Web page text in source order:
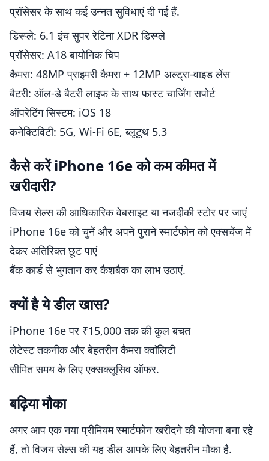
प्रॉसेसर के साथ कई उन्नत सुविधाएं दी गई हैं.
डिस्प्ले: 6.1 इंच सुपर रेटिना XDR डिस्प्ले
प्रॉसेसर: A18 बायोनिक चिप
कैमरा: 48MP प्राइमरी कैमरा + 12MP अल्ट्रा-वाइड लेंस
बैटरी: ऑल-डे बैटरी लाइफ के साथ फास्ट चार्जिंग सपोर्ट
ऑपरेटिंग सिस्टम: iOS 18
कनेक्टिविटी: 5G, Wi-Fi 6E, ब्लूटूथ 5.3
कैसे करें iPhone 16e को कम कीमत में
खरीदारी?
विजय सेल्स की आधिकारिक वेबसाइट या नजदीकी स्टोर पर जाएं
iPhone 16e को चुनें और अपने पुराने स्मार्टफोन को एक्सचेंज में
देकर अतिरिक्त छूट पाएं
बैंक कार्ड से भुगतान कर कैशबैक का लाभ उठाएं.
क्यों है ये डील खास?
iPhone 16e पर ₹15,000 तक की कुल बचत
लेटेस्ट तकनीक और बेहतरीन कैमरा क्वाॅलिटी
सीमित समय के लिए एक्सक्लूसिव ऑफर.
बढ़िया मौका
अगर आप एक नया प्रीमियम स्मार्टफोन खरीदने की योजना बना रहे
हैं, तो विजय सेल्स की यह डील आपके लिए बेहतरीन मौका है.